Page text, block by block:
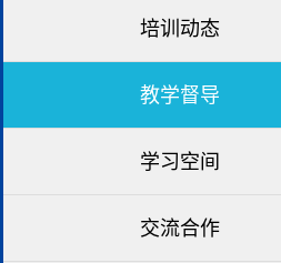
培训动态
教学督导
学习空间
交流合作